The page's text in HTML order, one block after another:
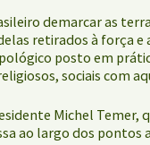
demarcar as
retirados à força
posto em
sociais com
Michel
ao largo dos